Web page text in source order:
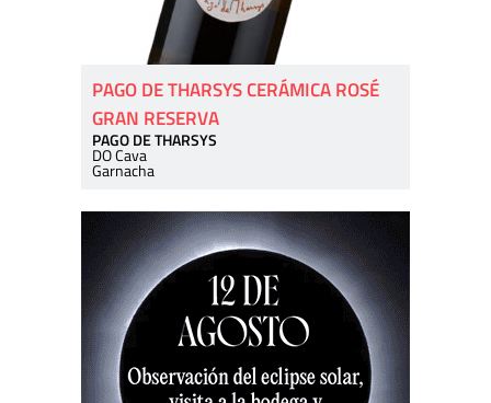
PAGO DE THARSYS CERÁMICA ROSÉ
GRAN RESERVA
PAGO DE THARSYS
DO Cava
Garnacha